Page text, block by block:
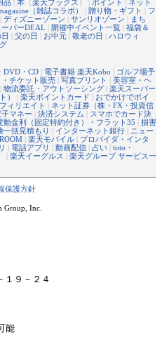
品 | 本 （楽天ブックス ） | ポイント | ネット
（雑誌コラボ） | 贈り物・ギフト | フ
ディズニーゾーン | サンリオゾーン | まち
ーパーDEAL | 開催中イベント一覧 | 福袋＆
| 父の日 | お中元 | 敬老の日 | ハロウィ
DVD・CD | 電子書籍 楽天Kobo | ゴルフ場予
・チケット販売 | 写真プリント | 美容室・ヘ
| 物流委託・アウトソーシング | 楽天スーパー
） | 楽天ポイントカード | おでかけでポイ
ィリエイト | ネット証券（株・FX・投資信
子マネー | 決済システム | スマホでカード決
動金利（固定特約付き）・フラット35 | 損害
一括見積もり | インターネット銀行 | ニュー
ROOM | 楽天モバイル | プロバイダ・インタ
| 電話アプリ | 動画配信 | 占い | toto・
| 楽天イーグルス | 楽天グループ サービス一
保護方針
Group, Inc.
１９－２４
能